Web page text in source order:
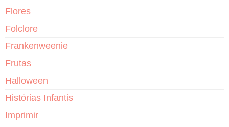
Flores
Folclore
Frankenweenie
Frutas
Halloween
Histórias Infantis
Imprimir